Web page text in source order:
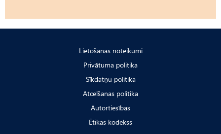
Lietošanas noteikumi
Privātuma politika
Sīkdatņu politika
Atcelšanas politika
Autortiesības
Ētikas kodekss